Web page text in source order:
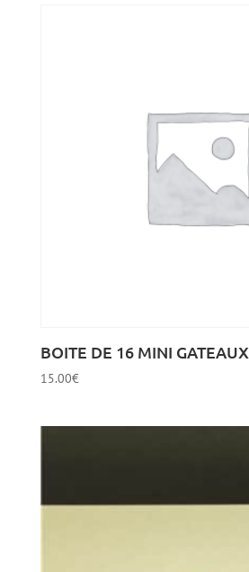
BOITE DE 16 MINI GATEAUX
15.00€